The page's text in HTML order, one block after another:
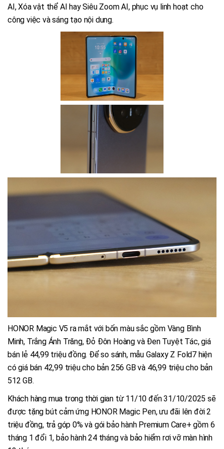
AI, Xóa vật thể AI hay Siêu Zoom AI, phục vụ linh hoạt cho
công việc và sáng tạo nội dung.
HONOR Magic V5 ra mắt với bốn màu sắc gồm Vàng Bình
Minh, Trắng Ánh Trăng, Đỏ Đôn Hoàng và Đen Tuyệt Tác, giá
bán lẻ 44,99 triệu đồng. Để so sánh, mẫu Galaxy Z Fold7 hiện
có giá bán 42,99 triệu cho bản 256 GB và 46,99 triệu cho bản
512 GB.
Khách hàng mua trong thời gian từ 11/10 đến 31/10/2025 sẽ
được tặng bút cảm ứng HONOR Magic Pen, ưu đãi lên đời 2
triệu đồng, trả góp 0% và gói bảo hành Premium Care+ gồm 6
tháng 1 đổi 1, bảo hành 24 tháng và bảo hiểm rơi vỡ màn hình